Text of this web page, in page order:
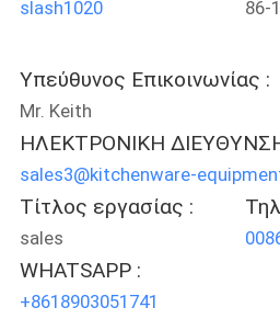
SITEMAP
PRIVACY
POLICY
slash1020 86-
Υπεύθυνος Επικοινωνίας :
Mr. Keith
ΗΛΕΚΤΡΟΝΙΚΗ
sales3@kitchenware-
Τίτλος εργασίας :
sales
WHATSAPP :
+8618903051741